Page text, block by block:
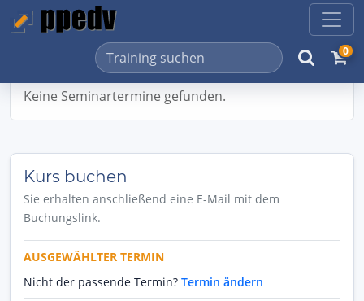
0
Keine Seminartermine gefunden.
Kurs buchen
Sie erhalten anschließend eine E-Mail mit dem
Buchungslink.
AUSGEWÄHLTER TERMIN
Nicht der passende Termin? Termin ändern